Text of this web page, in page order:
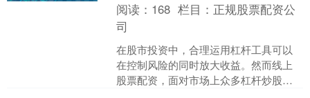
阅读： 168 栏目： 正规股票配资公
司
在股市投资中，合理运用杠杆工具可以
在控制风险的同时放大收益。然而线上
股票配资，面对市场上众多杠杆炒股平